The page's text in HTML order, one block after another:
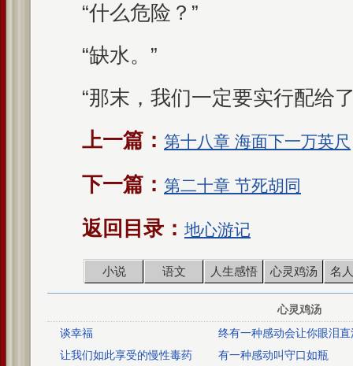
“什么危险？”
“缺水。”
“那末，我们一定要实行配给
上一篇： 第十八章 海面下一万英尺
下一篇： 第二十章 节死胡同
返回目录： 地心游记
小说 语文 人生感悟 心灵鸡汤 名
心灵鸡汤
谈幸福
终有一种感动会让你眼泪直
让我们如此享受的慢性毒药
有一种感动叫守口如瓶